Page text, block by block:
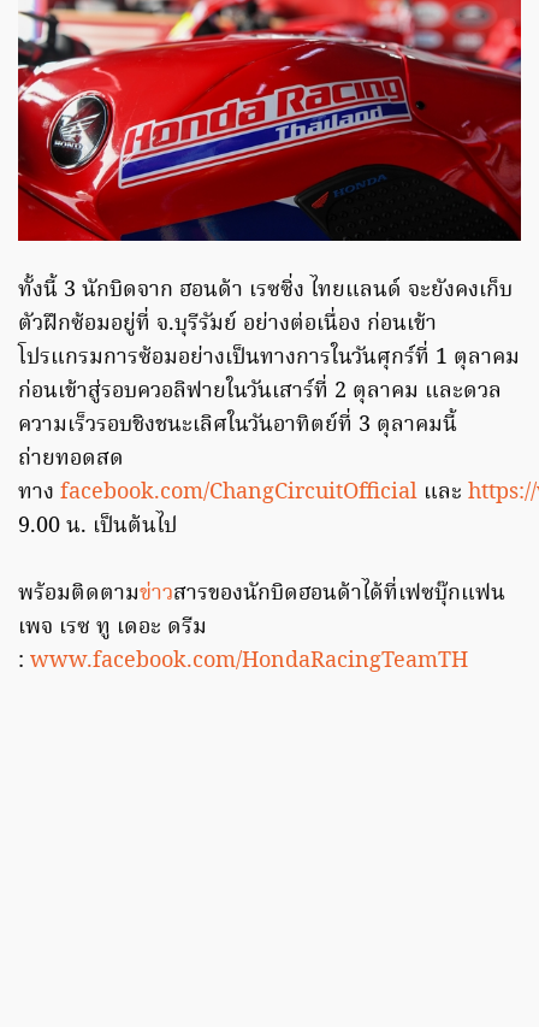
ทั้งนี้ 3 นักบิดจาก ฮอนด้า เรซซิ่ง ไทยแลนด์ จะยังคงเก็บ
ตัวฝึกซ้อมอยู่ที่ จ.บุรีรัมย์ อย่างต่อเนื่อง ก่อนเข้า
โปรแกรมการซ้อมอย่างเป็นทางการในวันศุกร์ที่ 1 ตุลาคม
ก่อนเข้าสู่รอบควอลิฟายในวันเสาร์ที่ 2 ตุลาคม และดวล
ความเร็วรอบชิงชนะเลิศในวันอาทิตย์ที่ 3 ตุลาคมนี้
ถ่ายทอดสด
ทาง facebook.com/ChangCircuitOfficial และ
9.00 น. เป็นต้นไป
พร้อมติดตามข่าวสารของนักบิดฮอนด้าได้ที่เฟซบุ๊กแฟน
เพจ เรซ ทู เดอะ ดรีม
: www.facebook.com/HondaRacingTeamTH